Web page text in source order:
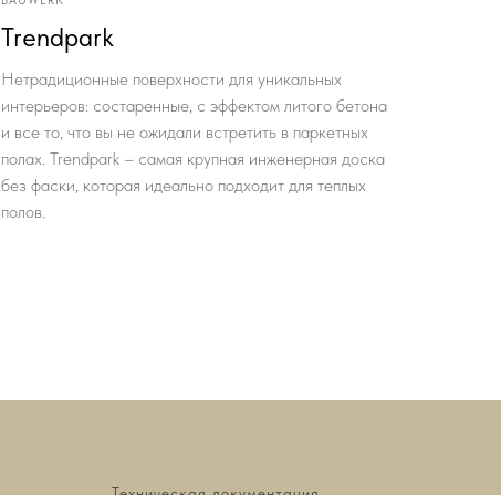
Trendpark
Нетрадиционные поверхности для уникальных
интерьеров: состаренные, с эффектом литого бетона
и все то, что вы не ожидали встретить в паркетных
полах. Trendpark – самая крупная инженерная доска
без фаски, которая идеально подходит для теплых
полов.